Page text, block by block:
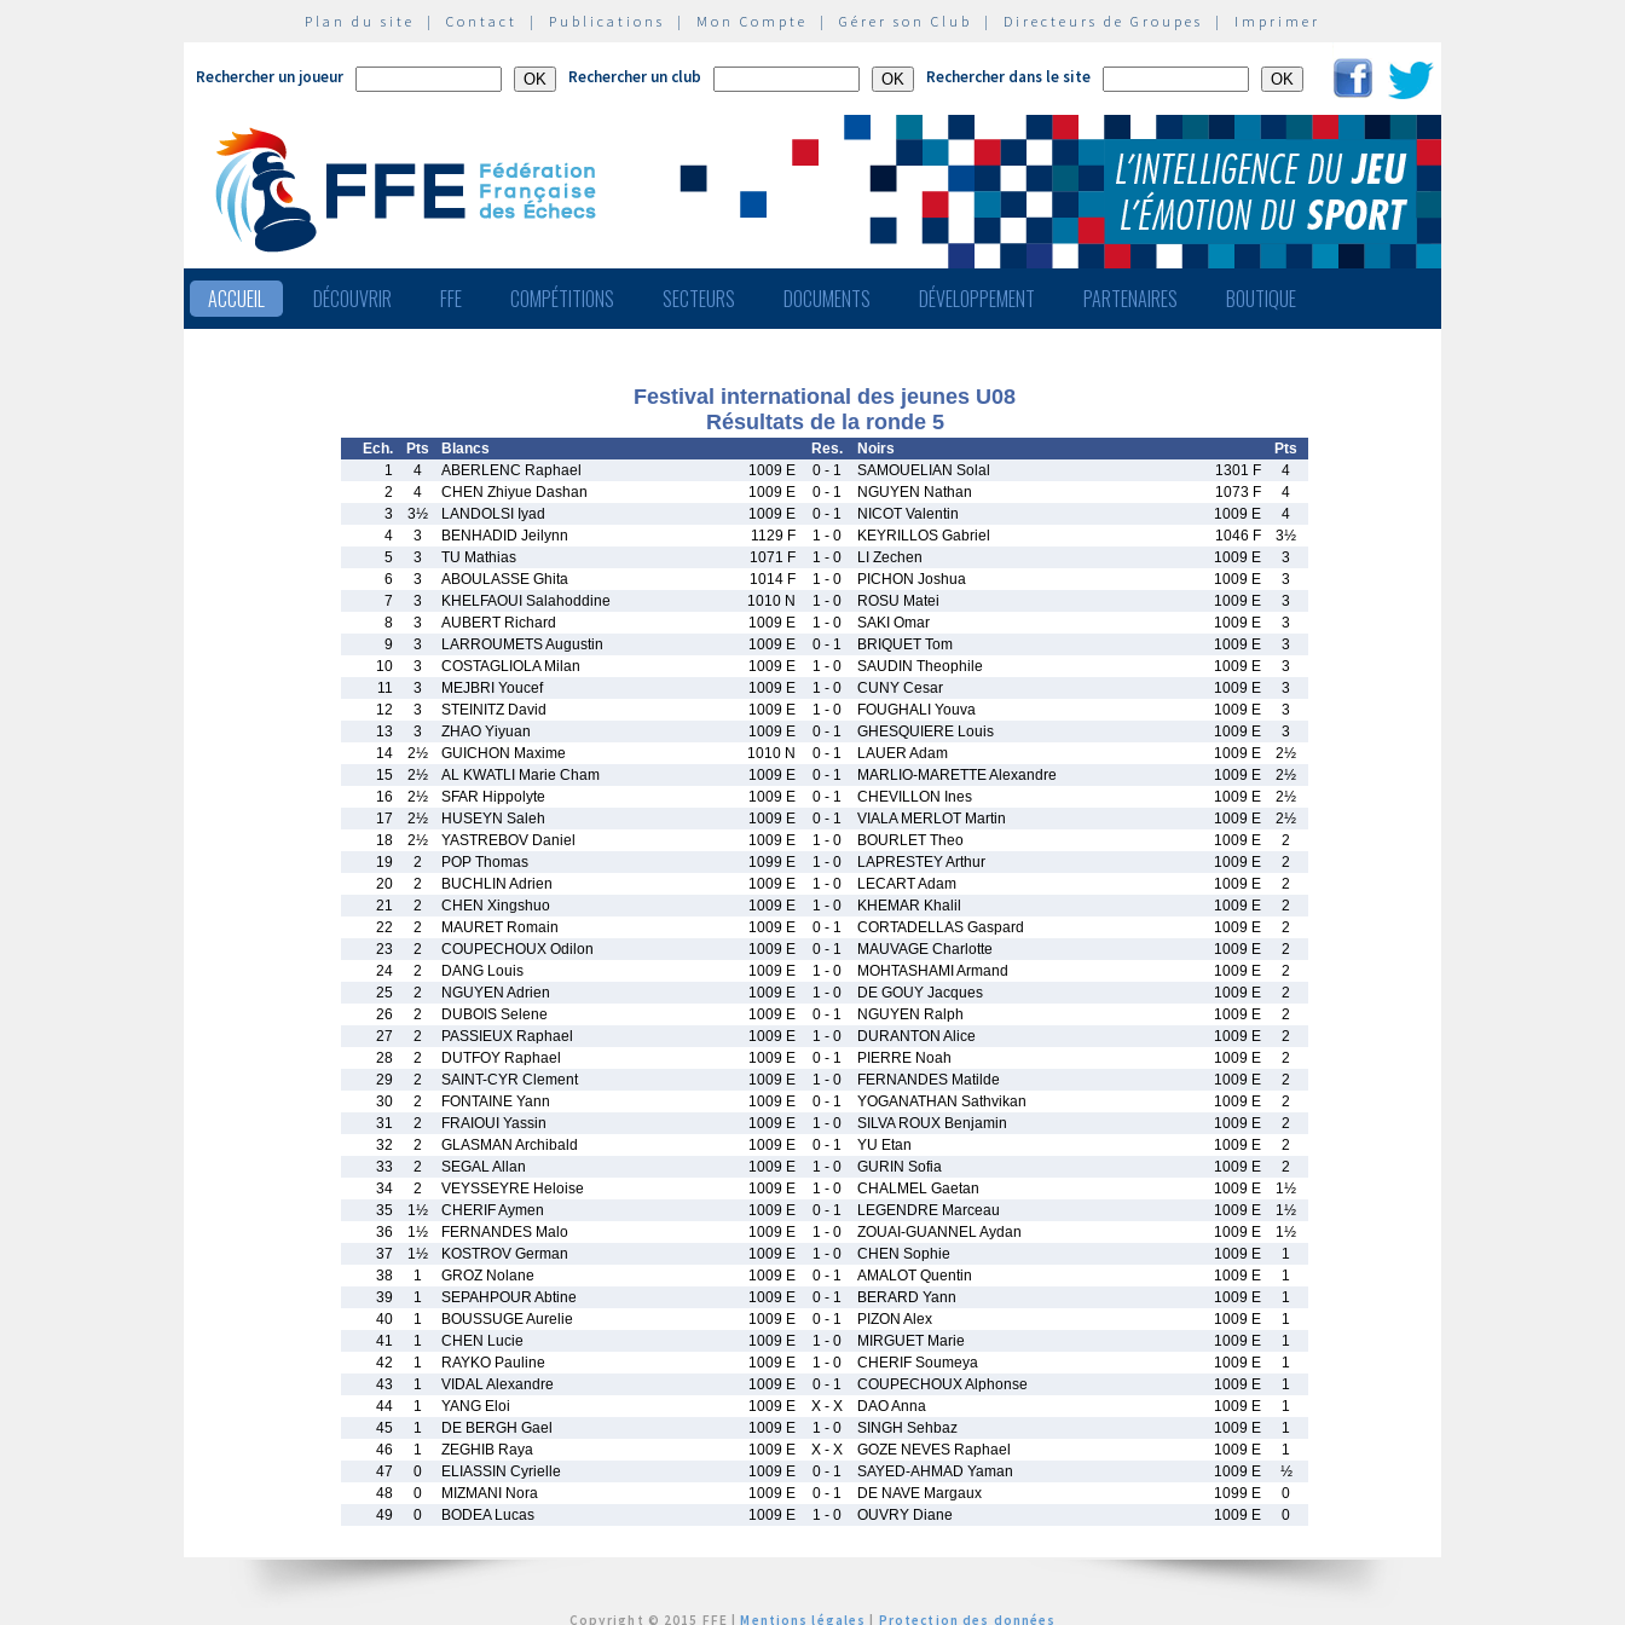
Plan du site | Contact | Publications | Mon Compte | Gérer son Club | Directeurs de Groupes | Imprimer
Rechercher un joueur Rechercher un club Rechercher dans le site
ACCUEIL DÉCOUVRIR FFE COMPÉTITIONS SECTEURS DOCUMENTS DÉVELOPPEMENT PARTENAIRES BOUTIQUE
Festival international des jeunes U08
Résultats de la ronde 5
Ech. Pts Blancs Res. Noirs
Pts
1
4 ABERLENC Raphael 1009 E 0 - 1 SAMOUELIAN Solal 1301 F
4
2
4 CHEN Zhiyue Dashan 1009 E 0 - 1 NGUYEN Nathan 1073 F
4
3
3½ LANDOLSI Iyad 1009 E 0 - 1 NICOT Valentin 1009 E
4
4
3 BENHADID Jeilynn 1129 F 1 - 0 KEYRILLOS Gabriel 1046 F
3½
5
3 TU Mathias 1071 F 1 - 0 LI Zechen 1009 E
3
6
3 ABOULASSE Ghita 1014 F 1 - 0 PICHON Joshua 1009 E
3
7
3 KHELFAOUI Salahoddine 1010 N 1 - 0 ROSU Matei 1009 E
3
8
3 AUBERT Richard 1009 E 1 - 0 SAKI Omar 1009 E
3
9
3 LARROUMETS Augustin 1009 E 0 - 1 BRIQUET Tom 1009 E
3
10
3 COSTAGLIOLA Milan 1009 E 1 - 0 SAUDIN Theophile 1009 E
3
11
3 MEJBRI Youcef 1009 E 1 - 0 CUNY Cesar 1009 E
3
12
3 STEINITZ David 1009 E 1 - 0 FOUGHALI Youva 1009 E
3
13
3 ZHAO Yiyuan 1009 E 0 - 1 GHESQUIERE Louis 1009 E
3
14
2½ GUICHON Maxime 1010 N 0 - 1 LAUER Adam 1009 E
2½
15
2½ AL KWATLI Marie Cham 1009 E 0 - 1 MARLIO-MARETTE Alexandre 1009 E
2½
16
2½ SFAR Hippolyte 1009 E 0 - 1 CHEVILLON Ines 1009 E
2½
17
2½ HUSEYN Saleh 1009 E 0 - 1 VIALA MERLOT Martin 1009 E
2½
18
2½ YASTREBOV Daniel 1009 E 1 - 0 BOURLET Theo 1009 E
2
19
2 POP Thomas 1099 E 1 - 0 LAPRESTEY Arthur 1009 E
2
20
2 BUCHLIN Adrien 1009 E 1 - 0 LECART Adam 1009 E
2
21
2 CHEN Xingshuo 1009 E 1 - 0 KHEMAR Khalil 1009 E
2
22
2 MAURET Romain 1009 E 0 - 1 CORTADELLAS Gaspard 1009 E
2
23
2 COUPECHOUX Odilon 1009 E 0 - 1 MAUVAGE Charlotte 1009 E
2
24
2 DANG Louis 1009 E 1 - 0 MOHTASHAMI Armand 1009 E
2
25
2 NGUYEN Adrien 1009 E 1 - 0 DE GOUY Jacques 1009 E
2
26
2 DUBOIS Selene 1009 E 0 - 1 NGUYEN Ralph 1009 E
2
27
2 PASSIEUX Raphael 1009 E 1 - 0 DURANTON Alice 1009 E
2
28
2 DUTFOY Raphael 1009 E 0 - 1 PIERRE Noah 1009 E
2
29
2 SAINT-CYR Clement 1009 E 1 - 0 FERNANDES Matilde 1009 E
2
30
2 FONTAINE Yann 1009 E 0 - 1 YOGANATHAN Sathvikan 1009 E
2
31
2 FRAIOUI Yassin 1009 E 1 - 0 SILVA ROUX Benjamin 1009 E
2
32
2 GLASMAN Archibald 1009 E 0 - 1 YU Etan 1009 E
2
33
2 SEGAL Allan 1009 E 1 - 0 GURIN Sofia 1009 E
2
34
2 VEYSSEYRE Heloise 1009 E 1 - 0 CHALMEL Gaetan 1009 E
1½
35
1½ CHERIF Aymen 1009 E 0 - 1 LEGENDRE Marceau 1009 E
1½
36
1½ FERNANDES Malo 1009 E 1 - 0 ZOUAI-GUANNEL Aydan 1009 E
1½
37
1½ KOSTROV German 1009 E 1 - 0 CHEN Sophie 1009 E
1
38
1 GROZ Nolane 1009 E 0 - 1 AMALOT Quentin 1009 E
1
39
1 SEPAHPOUR Abtine 1009 E 0 - 1 BERARD Yann 1009 E
1
40
1 BOUSSUGE Aurelie 1009 E 0 - 1 PIZON Alex 1009 E
1
41
1 CHEN Lucie 1009 E 1 - 0 MIRGUET Marie 1009 E
1
42
1 RAYKO Pauline 1009 E 1 - 0 CHERIF Soumeya 1009 E
1
43
1 VIDAL Alexandre 1009 E 0 - 1 COUPECHOUX Alphonse 1009 E
1
44
1 YANG Eloi 1009 E X - X DAO Anna 1009 E
1
45
1 DE BERGH Gael 1009 E 1 - 0 SINGH Sehbaz 1009 E
1
46
1 ZEGHIB Raya 1009 E X - X GOZE NEVES Raphael 1009 E
1
47
0 ELIASSIN Cyrielle 1009 E 0 - 1 SAYED-AHMAD Yaman 1009 E
½
48
0 MIZMANI Nora 1009 E 0 - 1 DE NAVE Margaux 1099 E
0
49
0 BODEA Lucas 1009 E 1 - 0 OUVRY Diane 1009 E 0
Copyright © 2015 FFE |Mentions légales Protection des données